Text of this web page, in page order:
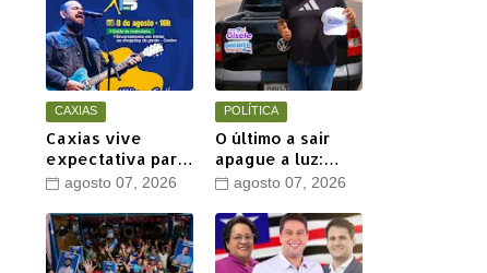
CAXIAS
Caxias vive
expectativa para
a 20ª Marcha para
de Marcus Salles
agosto 07, 2026
POLÍTICA
O último a sair
apague a luz:
Henrique Jr.
aliado em Timon
agosto 07, 2026